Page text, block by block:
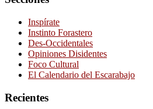
Inspírate
Instinto Forastero
Des-Occidentales
Opiniones Disidentes
Foco Cultural
El Calendario del Escarabajo
Recientes